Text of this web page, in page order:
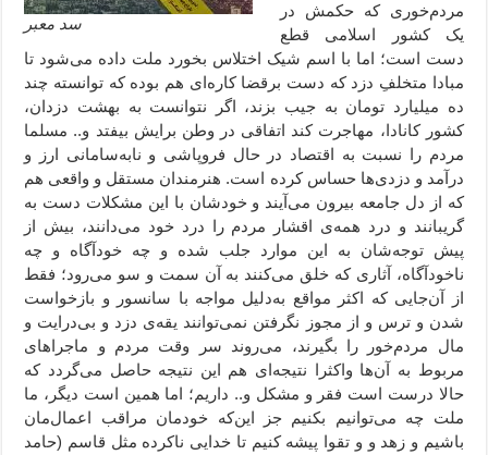
سد معبر
مردم‌‌خوری که حکمش در
یک کشور اسلامی قطع
دست است؛ اما با اسم شیک اختلاس بخورد ملت داده می‌شود تا
مبادا متخلفِ دزد که دست برقضا کاره‌ای هم بوده که توانسته چند
ده میلیارد تومان به جیب بزند، اگر نتوانست به بهشت دزدان،
کشور کانادا، مهاجرت کند اتفاقی در وطن برایش بیفتد و.. مسلما
مردم را نسبت به اقتصاد در حال فروپاشی و نابه‌سامانی ارز و
درآمد و دزدی‌ها حساس کرده است. هنرمندان مستقل و واقعی هم
که از دل جامعه بیرون می‌آیند و خودشان با این مشکلات دست به
گریبانند و درد همه‌ی اقشار مردم را درد خود می‌دانند، بیش از
پیش توجه‌شان به این موارد جلب شده و چه خودآگاه و چه
ناخودآگاه، آثاری که خلق می‌کنند به آن سمت و سو می‌رود؛ فقط
از آن‌جایی که اکثر مواقع به‌دلیل مواجه با سانسور و بازخواست
شدن و ترس و از مجوز نگرفتن نمی‌‌توانند یقه‌ی دزد و بی‌درایت و
مال مردم‌خور را بگیرند، می‌روند سر وقت مردم و ماجراهای
مربوط به آن‌ها واکثرا نتیجه‌ای هم این نتیجه حاصل می‌گردد که
حالا درست است فقر و مشکل و.. داریم؛ اما همین است دیگر، ما
ملت چه می‌توانیم بکنیم جز این‌که خودمان مراقب اعمال‌مان
باشیم و زهد و و تقوا پیشه کنیم تا خدایی ناکرده مثل قاسم (حامد